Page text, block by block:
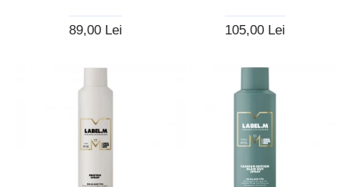
89,00 Lei 105,00 Lei